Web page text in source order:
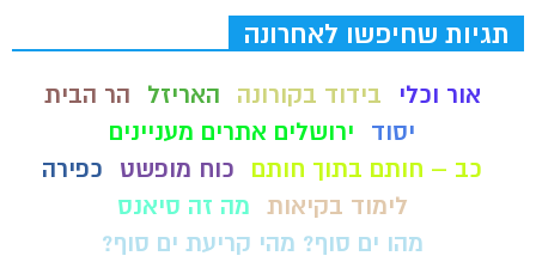
תגיות שחיפשו לאחרונה
אור וכלי בידוד בקורונה האריזל
הר הבית
יסוד
ירושלים אתרים מעניינים
כב – חותם בתוך חותם
כוח מופשט
כפירה
לימוד בקיאות מה זה סיאנס
מהו ים סוף? מהי קריעת ים סוף?